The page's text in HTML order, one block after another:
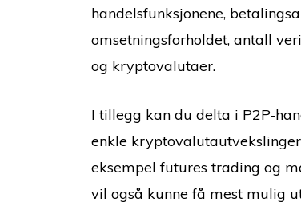
handelsfunksjonene,
omsetningsforholdet, antall
og kryptovalutaer.
I tillegg kan du delta i P2P-
enkle
eksempel futures trading og
vil også kunne få mest mulig